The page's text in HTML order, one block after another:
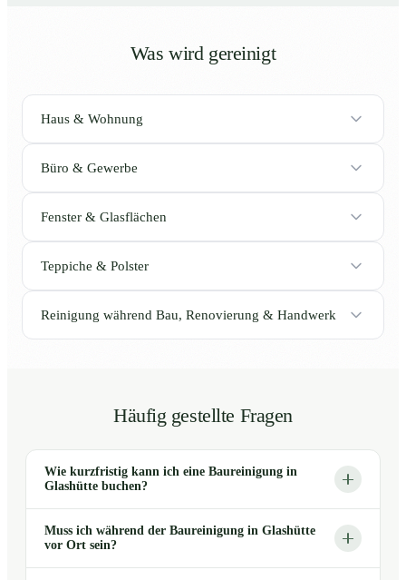
Was wird gereinigt
Haus & Wohnung
Büro & Gewerbe
Fenster & Glasflächen
Teppiche & Polster
Reinigung während Bau, Renovierung & Handwerk
Häufig gestellte Fragen
Wie kurzfristig kann ich eine Baureinigung in
Glashütte buchen?
Muss ich während der Baureinigung in Glashütte
vor Ort sein?